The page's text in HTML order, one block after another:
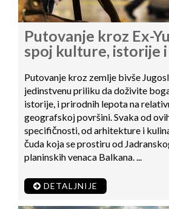
Putovanje kroz Ex-
spoj kulture, istorije
Putovanje kroz zemlje bivše
jedinstvenu priliku da doživite
istorije, i prirodnih lepota na
geografskoj površini. Svaka od
specifičnosti, od arhitekture i
čuda koja se prostiru od
planinskih venaca Balkana. ...
DETALJNIJE